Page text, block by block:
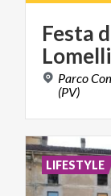
Festa
Parco
(PV)
LIFESTYLE